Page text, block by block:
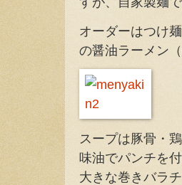
オーダーはつけ
の醤油ラーメン
スープは豚骨・
味油でパンチを
大きな巻きバラ